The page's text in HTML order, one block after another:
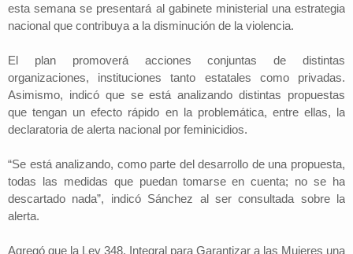
esta semana se presentará al gabinete ministerial una estrategia
nacional que contribuya a la disminución de la violencia.
El plan promoverá acciones conjuntas de distintas
organizaciones, instituciones tanto estatales como privadas.
Asimismo, indicó que se está analizando distintas propuestas
que tengan un efecto rápido en la problemática, entre ellas, la
declaratoria de alerta nacional por feminicidios.
“Se está analizando, como parte del desarrollo de una propuesta,
todas las medidas que puedan tomarse en cuenta; no se ha
descartado nada”, indicó Sánchez al ser consultada sobre la
alerta.
Agregó que la Ley 348, Integral para Garantizar a las Mujeres una